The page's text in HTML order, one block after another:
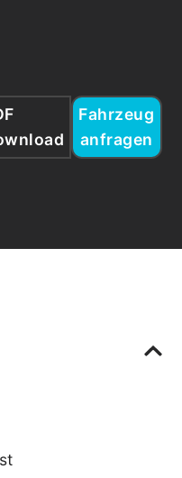
Fahrzeug
anfragen